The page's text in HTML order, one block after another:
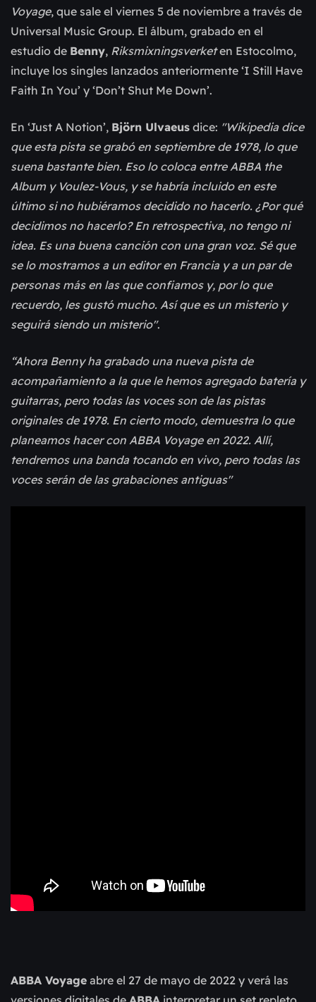
Voyage, que sale el viernes 5 de noviembre a través de
Universal Music Group. El álbum, grabado en el
estudio de Benny, Riksmixningsverketen Estocolmo,
incluye los singles lanzados anteriormente ‘I Still Have
Faith In You’ y ‘Don’t Shut Me Down’.
En ‘Just A Notion’, Björn Ulvaeus dice: "Wikipedia dice
que esta pista se grabó en septiembre de 1978, lo que
suena bastante bien. Eso lo coloca entre ABBA the
Album y Voulez-Vous, y se habría incluido en este
último si no hubiéramos decidido no hacerlo. ¿Por qué
decidimos no hacerlo? En retrospectiva, no tengo ni
idea. Es una buena canción con una gran voz. Sé que
se lo mostramos a un editor en Francia y a un par de
personas más en las que confiamos y, por lo que
recuerdo, les gustó mucho. Así que es un misterio y
seguirá siendo un misterio".
“Ahora Benny ha grabado una nueva pista de
acompañamiento a la que le hemos agregado batería y
guitarras, pero todas las voces son de las pistas
originales de 1978. En cierto modo, demuestra lo que
planeamos hacer con ABBA Voyage en 2022. Allí,
tendremos una banda tocando en vivo, pero todas las
voces serán de las grabaciones antiguas"
ABBA Voyage abre el 27 de mayo de 2022 y verá las